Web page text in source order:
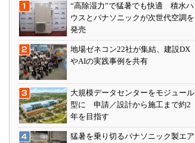
“高除湿力”で猛暑でも快適 積水ハ
ウスとパナソニックが次世代空調を
発売
地場ゼネコン22社が集結、建設DX
やAIの実践事例を共有
大規模データセンターをモジュール
型に 申請／設計から施工まで約2
年を目指す
猛暑を乗り切るパナソニック製エア